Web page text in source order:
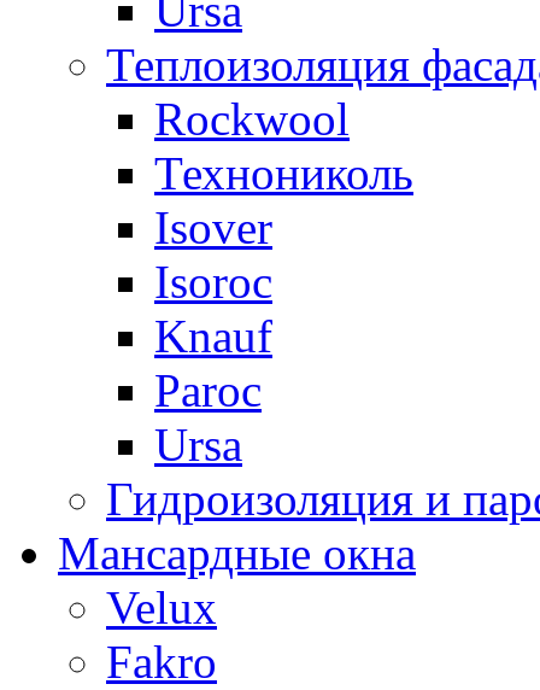
Ursa
Теплоизоляция
Rockwool
Технониколь
Isover
Isoroc
Knauf
Paroc
Ursa
Гидроизоляция и
Мансардные окна
Velux
Fakro